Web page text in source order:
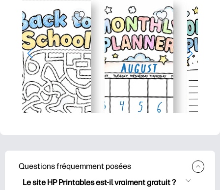
Questions fréquemment posées
Le site HP Printables est-il vraiment gratuit ?